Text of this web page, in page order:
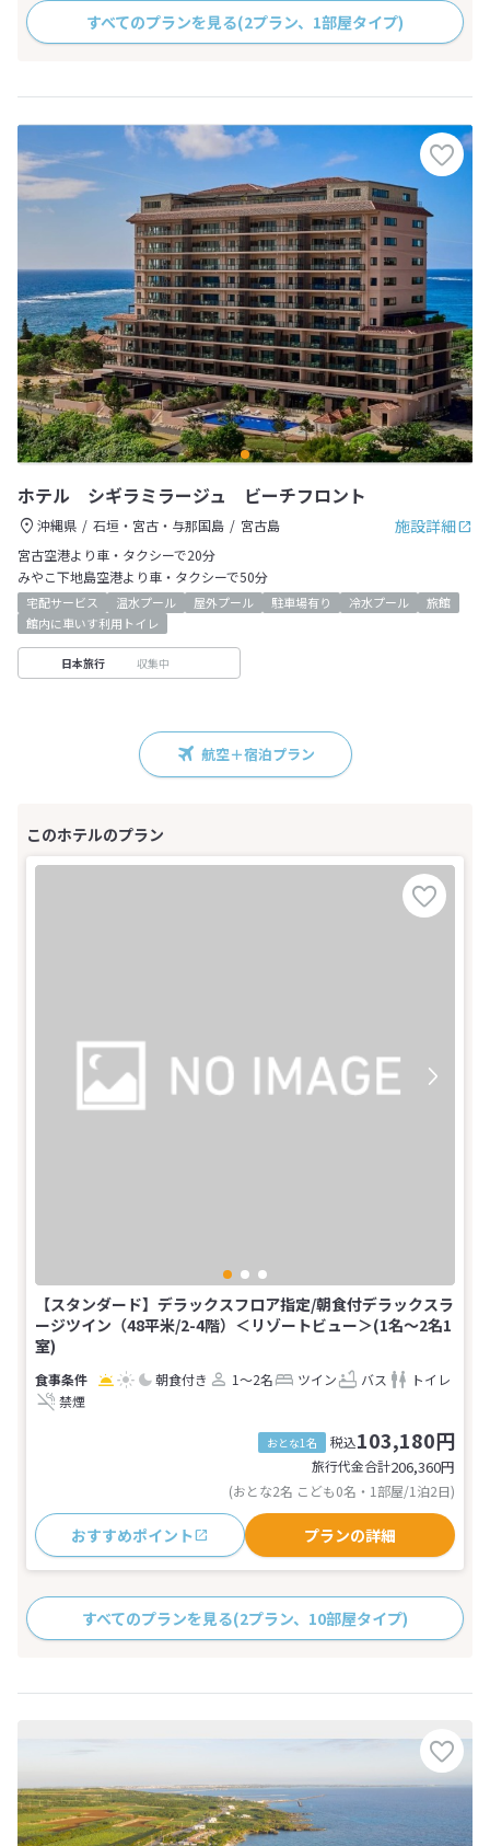
すべてのプランを見る(2プラン、1部屋タイプ)
ホテル シギラミラージュ ビーチフロント
施設詳細
沖縄県 石垣・宮古・与那国島
宮古島
宮古空港より車・タクシーで20分
みやこ下地島空港より車・タクシーで50分
宅配サービス 温水プール 屋外プール 駐車場有り 冷水プール
旅館
館内に車いす利用トイレ
日本旅行 収集中
航空＋宿泊プラン
【スタンダード】デラックスフロア指定/朝食付デラックスラ
ージツイン（48平米/2-4階）＜リゾートビュー＞(1名～2名1
室)
朝食付き 1～2名 ツイン バス
トイレ
禁煙
おとな1名 税込103,180円
旅行代金合計206,360円
(おとな2名 こども0名・1部屋/1泊2日)
おすすめポイント プランの詳細
すべてのプランを見る(2プラン、10部屋タイプ)